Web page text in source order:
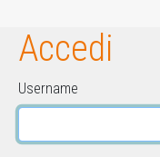
Accedi
Username